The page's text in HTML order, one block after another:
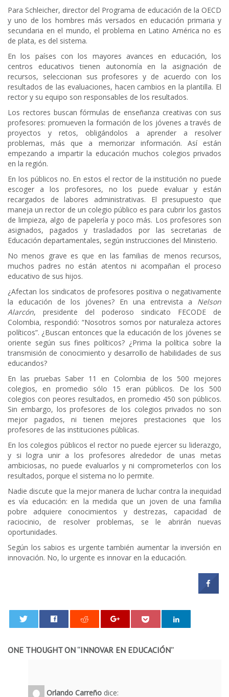
Para Schleicher, director del Programa de educación de la OECD
y uno de los hombres más versados en educación primaria y
secundaria en el mundo, el problema en Latino América no es
de plata, es del sistema.
En los países con los mayores avances en educación, los
centros educativos tienen autonomía en la asignación de
recursos, seleccionan sus profesores y de acuerdo con los
resultados de las evaluaciones, hacen cambios en la plantilla. El
rector y su equipo son responsables de los resultados.
Los rectores buscan fórmulas de enseñanza creativas con sus
profesores: promueven la formación de los jóvenes a través de
proyectos y retos, obligándolos a aprender a resolver
problemas, más que a memorizar información. Así están
empezando a impartir la educación muchos colegios privados
en la región.
En los públicos no. En estos el rector de la institución no puede
escoger a los profesores, no los puede evaluar y están
recargados de labores administrativas. El presupuesto que
maneja un rector de un colegio público es para cubrir los gastos
de limpieza, algo de papelería y poco más. Los profesores son
asignados, pagados y trasladados por las secretarias de
Educación departamentales, según instrucciones del Ministerio.
No menos grave es que en las familias de menos recursos,
muchos padres no están atentos ni acompañan el proceso
educativo de sus hijos.
¿Afectan los sindicatos de profesores positiva o negativamente
la educación de los jóvenes? En una entrevista a Nelson
Alarcón, presidente del poderoso sindicato FECODE de
Colombia, respondió: “Nosotros somos por naturaleza actores
políticos”. ¿Buscan entonces que la educación de los jóvenes se
oriente según sus fines políticos? ¿Prima la política sobre la
transmisión de conocimiento y desarrollo de habilidades de sus
educandos?
En las pruebas Saber 11 en Colombia de los 500 mejores
colegios, en promedio sólo 15 eran públicos. De los 500
colegios con peores resultados, en promedio 450 son públicos.
Sin embargo, los profesores de los colegios privados no son
mejor pagados, ni tienen mejores prestaciones que los
profesores de las instituciones públicas.
En los colegios públicos el rector no puede ejercer su liderazgo,
y si logra unir a los profesores alrededor de unas metas
ambiciosas, no puede evaluarlos y ni comprometerlos con los
resultados, porque el sistema no lo permite.
Nadie discute que la mejor manera de luchar contra la inequidad
es vía educación: en la medida que un joven de una familia
pobre adquiere conocimientos y destrezas, capacidad de
raciocinio, de resolver problemas, se le abrirán nuevas
oportunidades.
Según los sabios es urgente también aumentar la inversión en
innovación. No, lo urgente es innovar en la educación.
ONE THOUGHT ON “INNOVAR EN EDUCACIÓN”
Orlando Carreño dice: